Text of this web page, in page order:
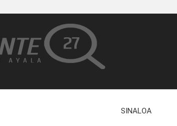
SINALOA